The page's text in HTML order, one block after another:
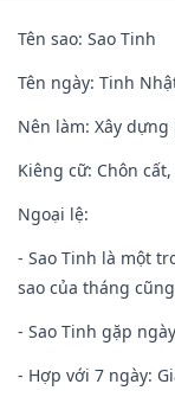
Tên sao: Sao Tinh
Tên ngày: Tinh
Nên làm: Xây
Kiêng cữ: Chôn
Ngoại lệ:
- Sao Tinh là một
sao của tháng
- Sao Tinh gặp
- Hợp với 7 ngày: